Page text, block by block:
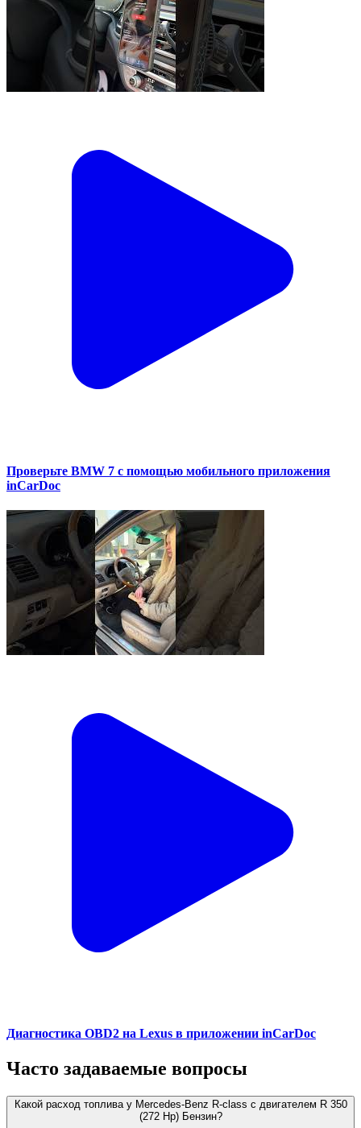
Проверьте BMW 7 с помощью мобильного приложения
inCarDoc
Диагностика OBD2 на Lexus в приложении inCarDoc
Часто задаваемые вопросы
Какой расход топлива у Mercedes-Benz R-class с двигателем R 350
(272 Hp) Бензин?